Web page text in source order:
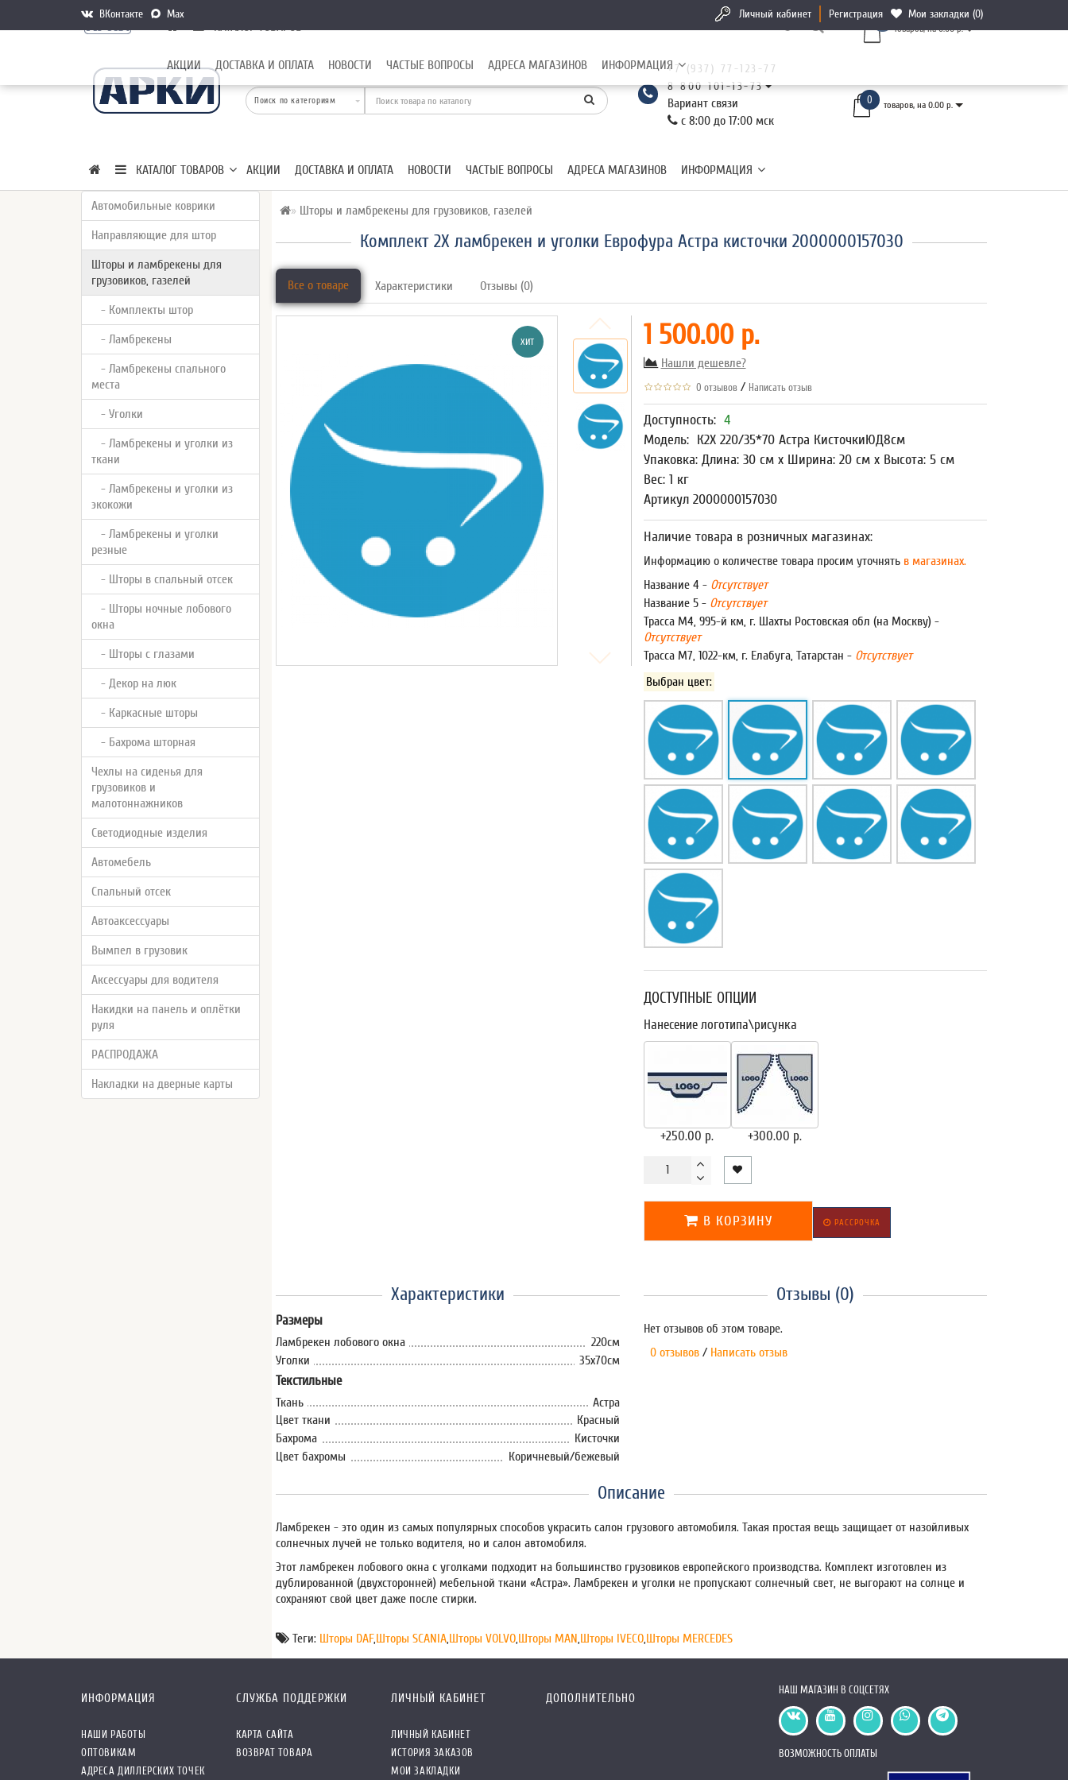
КАТАЛОГ ТОВАРОВ
АКЦИИ ДОСТАВКА И ОПЛАТА НОВОСТИ ЧАСТЫЕ ВОПРОСЫ АДРЕСА МАГАЗИНОВ ИНФОРМАЦИЯ
товаров, на 0.00 р.
ВКонтакте Max Личный кабинет Регистрация Мои закладки (0)
+7 (937) 77-123-77
8 800 101-13-73
Вариант связи
с 8:00 до 17:00 мск
0 товаров, на 0.00 р.
КАТАЛОГ ТОВАРОВ АКЦИИ ДОСТАВКА И ОПЛАТА НОВОСТИ ЧАСТЫЕ ВОПРОСЫ АДРЕСА МАГАЗИНОВ ИНФОРМАЦИЯ
Автомобильные коврики
Направляющие для штор
Шторы и ламбрекены для
грузовиков, газелей
- Комплекты штор
- Ламбрекены
- Ламбрекены спального
места
- Уголки
- Ламбрекены и уголки из
ткани
- Ламбрекены и уголки из
экокожи
- Ламбрекены и уголки
резные
- Шторы в спальный отсек
- Шторы ночные лобового
окна
- Шторы с глазами
- Декор на люк
- Каркасные шторы
- Бахрома шторная
Чехлы на сиденья для
грузовиков и
малотоннажников
Светодиодные изделия
Автомебель
Спальный отсек
Автоаксессуары
Вымпел в грузовик
Аксессуары для водителя
Накидки на панель и оплётки
руля
РАСПРОДАЖА
Накладки на дверные карты
Шторы и ламбрекены для грузовиков, газелей
Комплект 2Х ламбрекен и уголки Еврофура Астра кисточки 2000000157030
Все о товаре Характеристики Отзывы (0)
ХИТ 1 500.00 р.
Нашли дешевле?
0 отзывов / Написать отзыв
Доступность: 4
Модель: К2Х 220/35*70 Астра КисточкиЮД8см
Упаковка: Длина: 30 см x Ширина: 20 см x Высота: 5 см
Вес: 1 кг
Артикул 2000000157030
Наличие товара в розничных магазинах:
Информацию о количестве товара просим уточнятьв магазинах.
Название 4 - Отсутствует
Название 5 - Отсутствует
Трасса М4, 995-й км, г. Шахты Ростовская обл (на Москву) -
Отсутствует
Трасса М7, 1022-км, г. Елабуга, Татарстан - Отсутствует
Выбран цвет:
ДОСТУПНЫЕ ОПЦИИ
Нанесение логотипа\рисунка
+250.00 р. +300.00 р.
В КОРЗИНУ РАССРОЧКА
Характеристики
Размеры
Ламбрекен лобового окна
220см
Уголки
35x70см
Текстильные
Ткань
Астра
Цвет ткани
Красный
Бахрома
Кисточки
Цвет бахромы
Коричневый/бежевый
Отзывы (0)
Нет отзывов об этом товаре.
0 отзывов / Написать отзыв
Описание
Ламбрекен - это один из самых популярных способов украсить салон грузового автомобиля. Такая простая вещь защищает от назойливых
солнечных лучей не только водителя, но и салон автомобиля.
Этот ламбрекен лобового окна с уголками подходит на большинство грузовиков европейского производства. Комплект изготовлен из
дублированной (двухсторонней) мебельной ткани «Астра». Ламбрекен и уголки не пропускают солнечный свет, не выгорают на солнце и
сохраняют свой цвет даже после стирки.
Теги: Шторы DAF,Шторы SCANIA,Шторы VOLVO,Шторы MAN,Шторы IVECO,Шторы MERCEDES
ИНФОРМАЦИЯ
НАШИ РАБОТЫ
ОПТОВИКАМ
АДРЕСА ДИЛЛЕРСКИХ ТОЧЕК
СЛУЖБА ПОДДЕРЖКИ
КАРТА САЙТА
ВОЗВРАТ ТОВАРА
ЛИЧНЫЙ КАБИНЕТ
ЛИЧНЫЙ КАБИНЕТ
ИСТОРИЯ ЗАКАЗОВ
МОИ ЗАКЛАДКИ
ДОПОЛНИТЕЛЬНО
НАШ МАГАЗИН В СОЦСЕТЯХ
ВОЗМОЖНОСТЬ ОПЛАТЫ